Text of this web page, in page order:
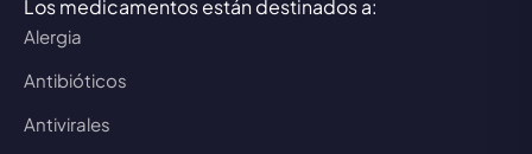
Los medicamentos están destinados a:
Alergia
Antibióticos
Antivirales